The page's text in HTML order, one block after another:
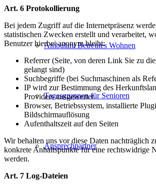
Ambulant Betreutes Wohnen
Tagesgruppen für Senioren
Ansprechpartner
Art. 6 Protokollierung
Bei jedem Zugriff auf die Internetpräsenz
statistischen Zwecken erstellt und verarbeitet,
Benutzer hierbei anonym bleibt:
Referrer (Seite, von deren Link Sie zu
gelangt sind)
Suchbegriffe (bei Suchmaschinen als
IP wird zur Bestimmung des
Providers ausgewertet
Browser, Betriebssystem, installierte
Bildschirmauflösung
Aufenthaltszeit auf den Seiten
Wir behalten uns vor diese Daten nachträglich
konkrete Anhaltspunkte für eine rechtswidrige
werden.
Art. 7 Log-Dateien